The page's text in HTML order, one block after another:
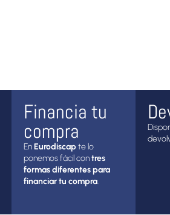
Financia tu
compra
EnEurodiscapte lo
ponemos fácil contres
formas diferentes para
financiar tu compra.